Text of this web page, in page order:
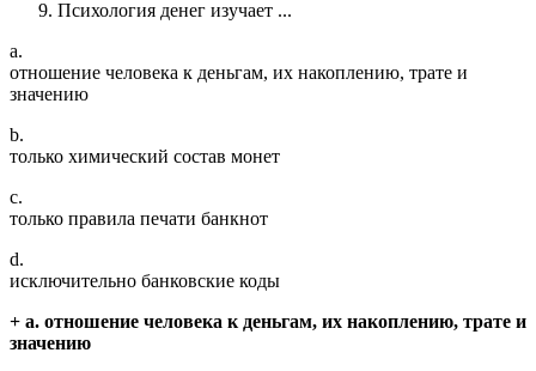
Психология денег изучает ...
a.
отношение человека к деньгам, их накоплению, трате и
значению
b.
только химический состав монет
c.
только правила печати банкнот
d.
исключительно банковские коды
+ a. отношение человека к деньгам, их накоплению, трате и
значению